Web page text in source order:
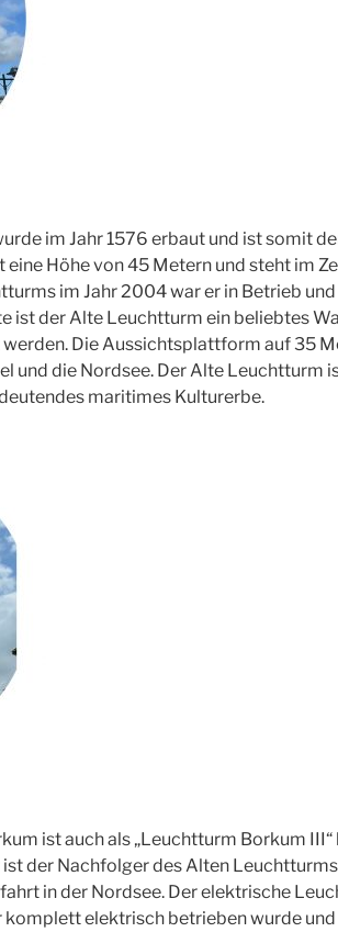
im Jahr 1576 erbaut und ist somit
Höhe von 45 Metern und steht im
im Jahr 2004 war er in Betrieb
ist der Alte Leuchtturm ein beliebtes
Die Aussichtsplattform auf 35
und die Nordsee. Der Alte Leuchtturm
maritimes Kulturerbe.
ist auch als „Leuchtturm Borkum
der Nachfolger des Alten
in der Nordsee. Der elektrische
elektrisch betrieben wurde